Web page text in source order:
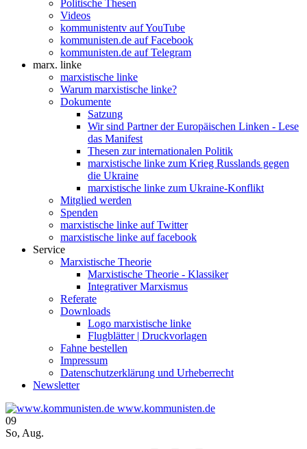
Politische Thesen
Videos
kommunistentv auf YouTube
kommunisten.de auf Facebook
kommunisten.de auf Telegram
marx. linke
marxistische linke
Warum marxistische linke?
Dokumente
Satzung
Wir sind Partner der Europäischen Linken - Lese
das Manifest
Thesen zur internationalen Politik
marxistische linke zum Krieg Russlands gegen
die Ukraine
marxistische linke zum Ukraine-Konflikt
Mitglied werden
Spenden
marxistische linke auf Twitter
marxistische linke auf facebook
Service
Marxistische Theorie
Marxistische Theorie - Klassiker
Integrativer Marxismus
Referate
Downloads
Logo marxistische linke
Flugblätter | Druckvorlagen
Fahne bestellen
Impressum
Datenschutzerklärung und Urheberrecht
Newsletter
www.kommunisten.de
09
So, Aug.